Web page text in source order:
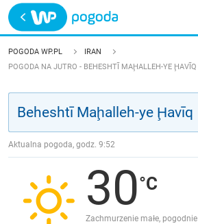
Trwa ładowanie
POLSKA
JAKOŚĆ POWIETRZA
POGODA WP.PL
IRAN
POGODA NA JUTRO - BEHESHTĪ MAḨALLEH-YE ḨAVĪQ
Aktualna pogoda, godz. 9:52
30
Zachmurzenie małe, pogodnie